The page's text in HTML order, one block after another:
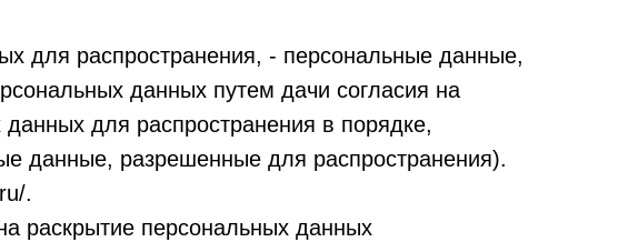
для распространения, - персональные данные,
данных путем дачи согласия на
для распространения в порядке,
данные, разрешенные для распространения).
.
раскрытие персональных данных